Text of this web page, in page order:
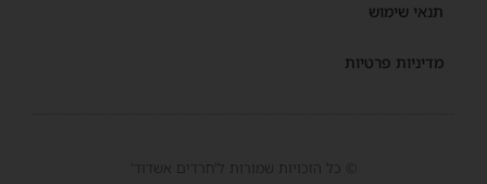
תנאי שימוש
מדיניות פרטיות
© כל הזכויות שמורות ל'חרדים אשדוד'